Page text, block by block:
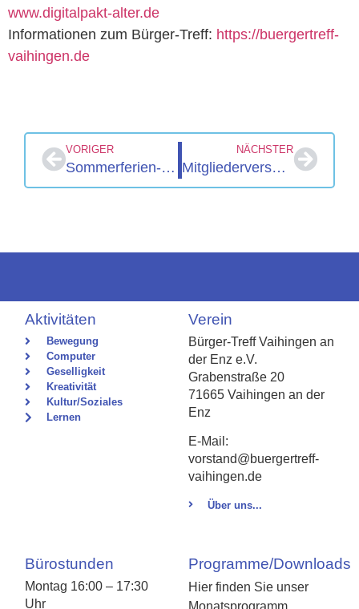
www.digitalpakt-alter.de
Informationen zum Bürger-Treff: https://buergertreff-
vaihingen.de
VORIGER
Sommerferien-Programm 2021 – Geocaching
NÄCHSTER
Mitgliederversammlung am 17.09.2021
Aktivitäten
Bewegung
Computer
Geselligkeit
Kreativität
Kultur/Soziales
Lernen
Verein
Bürger-Treff Vaihingen an
der Enz e.V.
Grabenstraße 20
71665 Vaihingen an der
Enz
E-Mail:
vorstand@buergertreff-
vaihingen.de
Über uns...
Bürostunden
Montag 16:00 – 17:30
Uhr
Programme/Downloads
Hier finden Sie unser
Monatsprogramm,